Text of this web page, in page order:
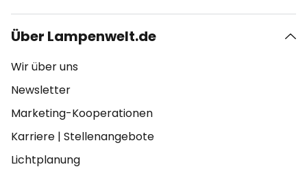
Über Lampenwelt.de
Wir über uns
Newsletter
Marketing-Kooperationen
Karriere | Stellenangebote
Lichtplanung